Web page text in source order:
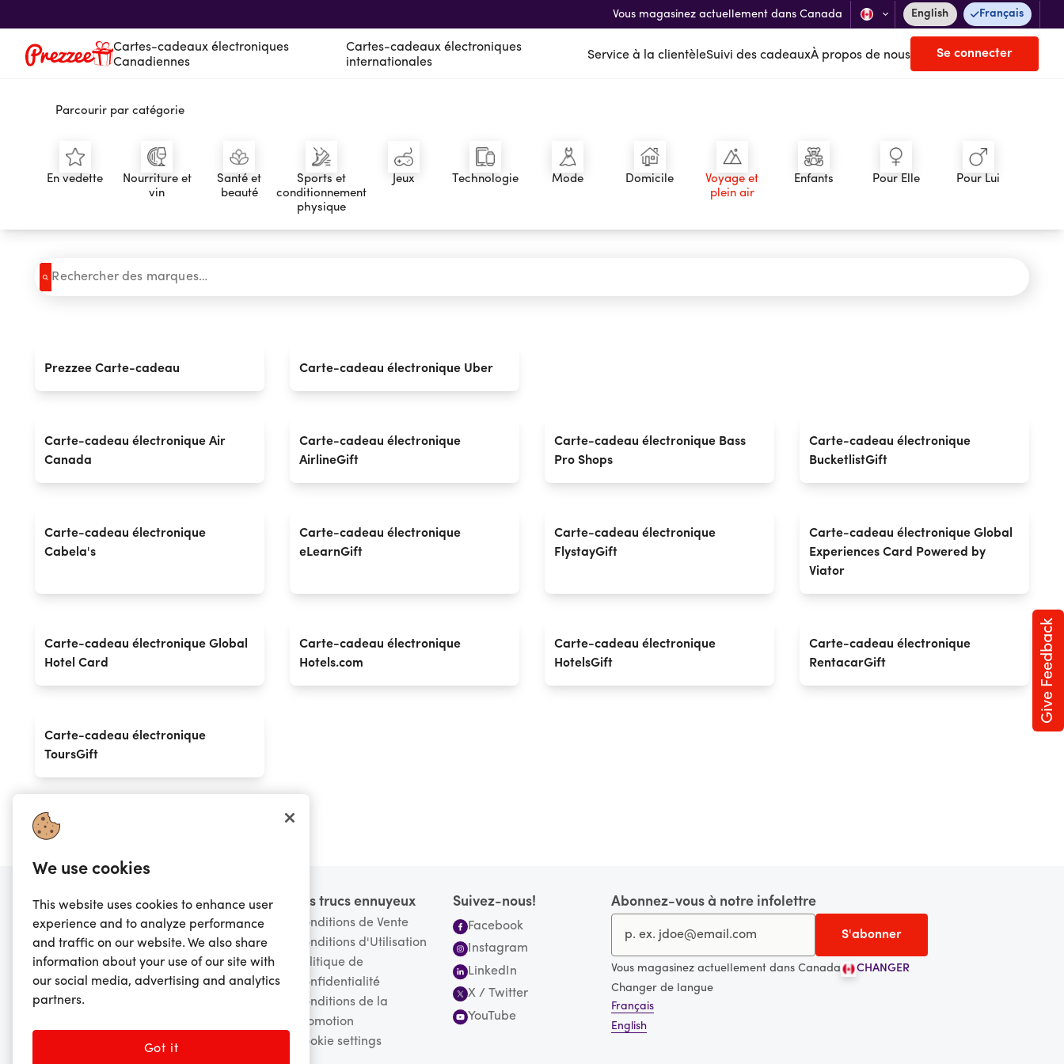
Vous magasinez actuellement dans Canada English Français
Cartes-cadeaux électroniques
Canadiennes
Cartes-cadeaux électroniques
internationales
Service à la clientèleSuivi des cadeauxÀ propos de nous Se connecter
Cartes-cadeaux électroniques Canadiennes
Service à la clientèle
Suivi des cadeaux
À propos de nous
Parcourir par catégorie
En vedette
Nourriture et
vin
Santé et
beauté
Sports et
conditionnement
physique
Jeux Technologie Mode Domicile
Voyage et
plein air
Enfants Pour Elle Pour Lui
Prezzee Carte-cadeau Carte-cadeau électronique Uber
Carte-cadeau électronique Air
Canada
Carte-cadeau électronique
AirlineGift
Carte-cadeau électronique Bass
Pro Shops
Carte-cadeau électronique
BucketlistGift
Carte-cadeau électronique
Cabela's
Carte-cadeau électronique
eLearnGift
Carte-cadeau électronique
FlystayGift
Carte-cadeau électronique Global
Experiences Card Powered by
Viator
Carte-cadeau électronique Global
Hotel Card
Carte-cadeau électronique
Hotels.com
Carte-cadeau électronique
HotelsGift
Carte-cadeau électronique
RentacarGift
Carte-cadeau électronique
ToursGift
Pied de pageVous voulez en savoir
plus?
FAQ
Avertissement de fraude
Contactez-nous
Conseil d'administration
Les trucs ennuyeux
Conditions de Vente
Conditions d'Utilisation
Politique de
Confidentialité
Conditions de la
promotion
Cookie settings
Suivez-nous!
Facebook
Instagram
LinkedIn
X / Twitter
YouTube
Abonnez-vous à notre infolettre
Vous magasinez actuellement dans Canada
CHANGER
Changer de langue
Français
English
We use cookies
This website uses cookies to enhance user
experience and to analyze performance
and traffic on our website. We also share
information about your use of our site with
our social media, advertising and analytics
partners.
Got it
Give Feedback